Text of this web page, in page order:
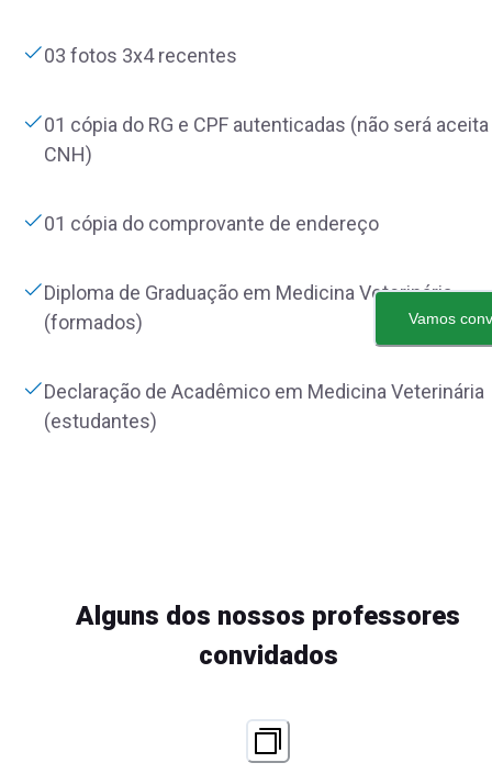
03 fotos 3x4 recentes
01 cópia do RG e CPF autenticadas (não será aceita
CNH)
01 cópia do comprovante de endereço
Diploma de Graduação em Medicina Veterinária
(formados)
Declaração de Acadêmico em Medicina Veterinária
(estudantes)
Alguns dos nossos professores
convidados
Vamos